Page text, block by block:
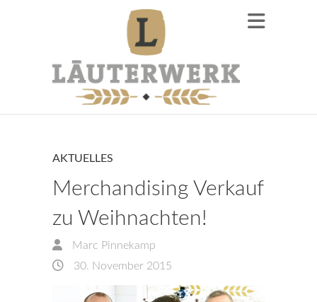
AKTUELLES
Merchandising Verkauf
zu Weihnachten!
Marc Pinnekamp
30. November 2015